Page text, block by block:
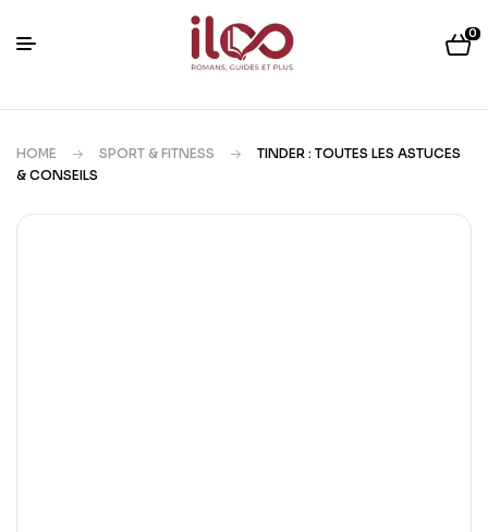
0
HOME SPORT & FITNESS
TINDER : TOUTES LES ASTUCES
& CONSEILS